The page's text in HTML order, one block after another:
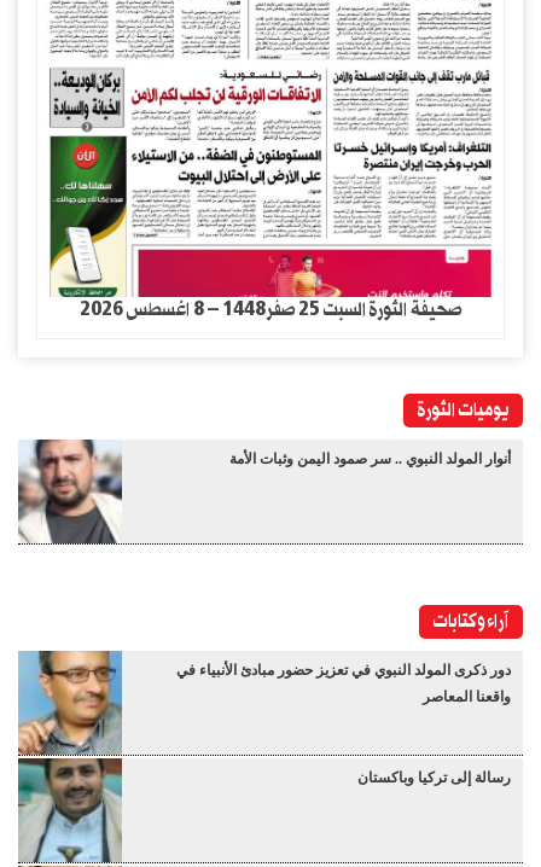
صحيفة الثورة السبت 25 صفر1448 – 8 اغسطس 2026
يوميات الثورة
أنوار المولد النبوي .. سر صمود اليمن وثبات الأمة
آراء وكتابات
دور ذكرى المولد النبوي في تعزيز حضور مبادئ الأنبياء في
واقعنا المعاصر
رسالة إلى تركيا وباكستان